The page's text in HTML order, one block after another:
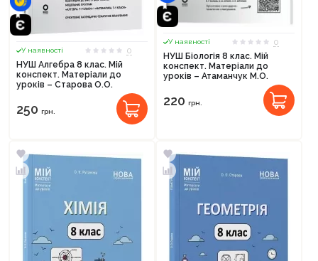
У наявності
0
НУШ Алгебра 8 клас. Мій
конспект. Матеріали до
уроків – Старова О.О.
250 грн.
У наявності
0
НУШ Біологія 8 клас. Мій
конспект. Матеріали до
уроків – Атаманчук М.О.
220 грн.